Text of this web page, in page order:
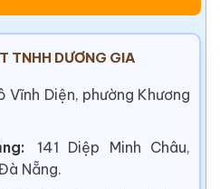
TNHH DƯƠNG GIA
Vĩnh Diện, phường Khương
141 Diệp Minh Châu,
Nẵng.